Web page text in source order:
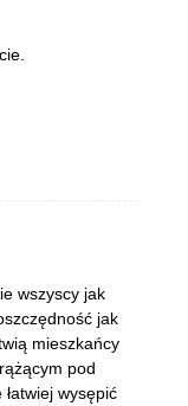
wszyscy jak
jak
mieszkańcy
pod
wysępić